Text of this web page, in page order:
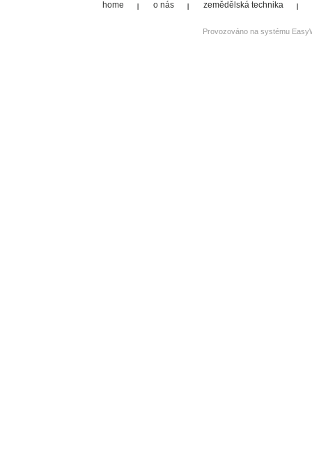
home o nás zemědělská technika
Provozováno na systému